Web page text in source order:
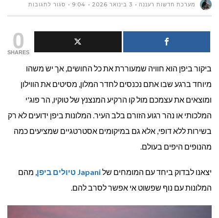
מערכת חדשות רעננה 3 בינואר 2026 9:04 סגור לתגובותעל
מול
גלויה:
מלונות
מומלצים
נוף
0
SHARES
ביקור ביפן הוא חוויה שמעוררת את כל החושים, אך יש משהו
מיוחד ברגע שבו אתם נכנסים לחדר המלון, מסיטים את הווילון
ומוצאים את עצמכם מול קו הרקיע המנצנץ של טוקיו, הר פוג'י
המלכותי או נהר רגוע הזורם בלב העיר. המלונות ביפן ידועים לא רק
בשירות ללא דופי, אלא גם במיקומים אסטרטגיים שמציעים כמה
מהנופים היפים בעולם.
יצאנו לבדוק ביחד עם המומחים שלJapani טיולים ביפן
, מהם
המלונות עם נוף שפשוט אי אפשר לסרב להם.